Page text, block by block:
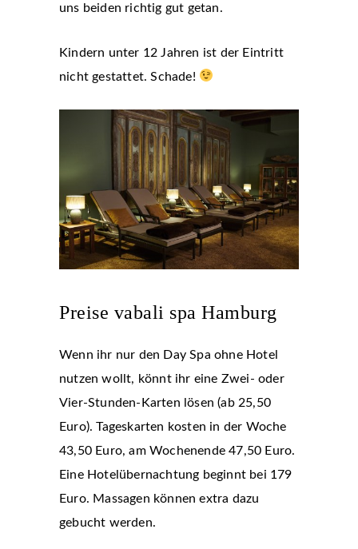
uns beiden richtig gut getan.
Kindern unter 12 Jahren ist der Eintritt
nicht gestattet. Schade!
Preise vabali spa Hamburg
Wenn ihr nur den Day Spa ohne Hotel
nutzen wollt, könnt ihr eine Zwei- oder
Vier-Stunden-Karten lösen (ab 25,50
Euro). Tageskarten kosten in der Woche
43,50 Euro, am Wochenende 47,50 Euro.
Eine Hotelübernachtung beginnt bei 179
Euro. Massagen können extra dazu
gebucht werden.